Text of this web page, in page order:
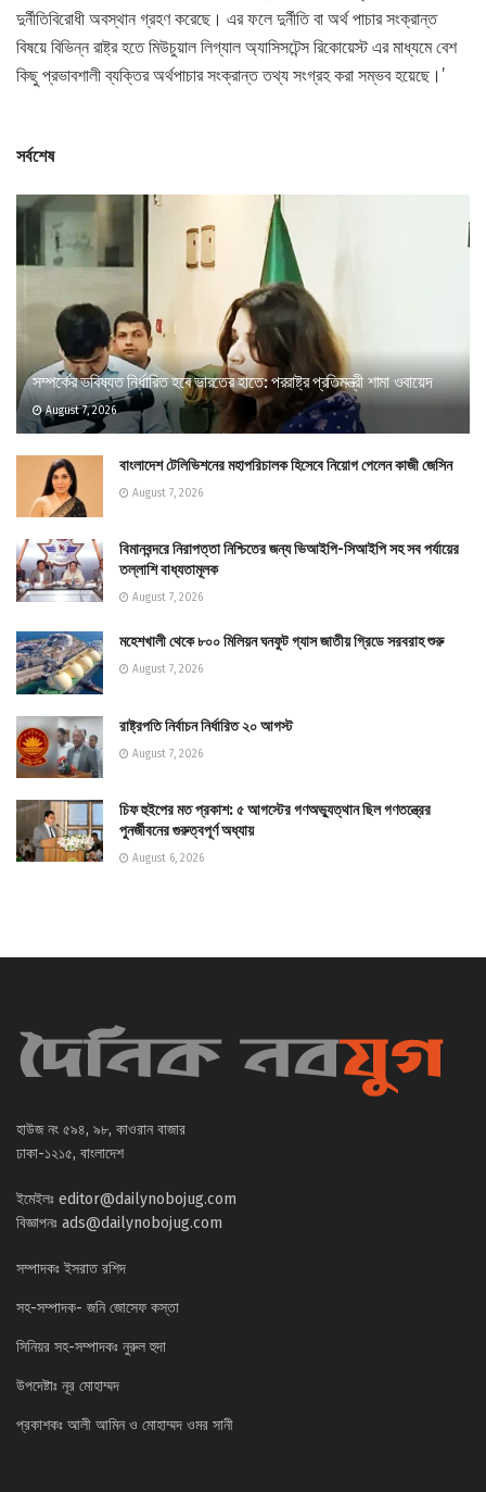
দুর্নীতিবিরোধী অবস্থান গ্রহণ করেছে। এর ফলে দুর্নীতি বা অর্থ পাচার সংক্রান্ত
বিষয়ে বিভিন্ন রাষ্ট্র হতে মিউচুয়াল লিগ্যাল অ্যাসিসটেন্স রিকোয়েস্ট এর মাধ্যমে বেশ
কিছু প্রভাবশালী ব্যক্তির অর্থপাচার সংক্রান্ত তথ্য সংগ্রহ করা সম্ভব হয়েছে।’
সর্বশেষ
সম্পর্কের ভবিষ্যত নির্ধারিত হবে ভারতের হাতে: পররাষ্ট্র প্রতিমন্ত্রী শামা ওবায়েদ
August 7, 2026
বাংলাদেশ টেলিভিশনের মহাপরিচালক হিসেবে নিয়োগ পেলেন কাজী জেসিন
August 7, 2026
বিমানবন্দরে নিরাপত্তা নিশ্চিতের জন্য ভিআইপি-সিআইপি সহ সব পর্যায়ের
তল্লাশি বাধ্যতামূলক
August 7, 2026
মহেশখালী থেকে ৮০০ মিলিয়ন ঘনফুট গ্যাস জাতীয় গ্রিডে সরবরাহ শুরু
August 7, 2026
রাষ্ট্রপতি নির্বাচন নির্ধারিত ২০ আগস্ট
August 7, 2026
চিফ হুইপের মত প্রকাশ: ৫ আগস্টের গণঅভ্যুত্থান ছিল গণতন্ত্রের
পুনর্জীবনের গুরুত্বপূর্ণ অধ্যায়
August 6, 2026
হাউজ নং ৫৯৪, ৯৮, কাওরান বাজার
ঢাকা-১২১৫, বাংলাদেশ
ইমেইলঃ editor@dailynobojug.com
বিজ্ঞাপনঃ ads@dailynobojug.com
সম্পাদকঃ ইসরাত রশিদ
সহ-সম্পাদক- জনি জোসেফ কস্তা
সিনিয়র সহ-সম্পাদকঃ নুরুল হুদা
উপদেষ্টাঃ নূর মোহাম্মদ
প্রকাশকঃ আলী আমিন ও মোহাম্মদ ওমর সানী